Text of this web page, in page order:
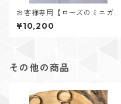
お客様専用【ローズのミニガ
ーデンお供え用】pink×purple
キーリング×3
¥10,200
その他の商品